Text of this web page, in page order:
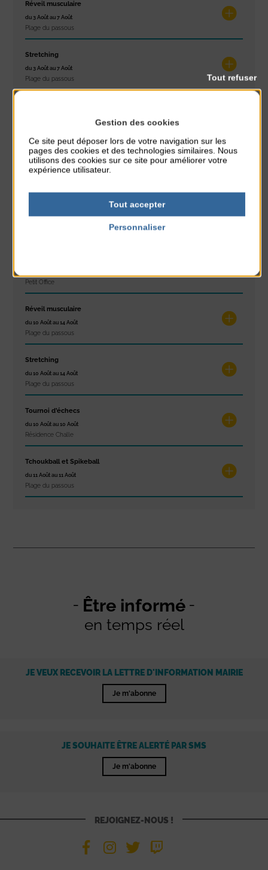
Réveil musculaire
du 3 Août au 7 Août
Plage du passous
Stretching
du 3 Août au 7 Août
Plage du passous
Glisse & Environnement
du 9 Août au 9 Août
Petit Office
Réveil musculaire
du 10 Août au 14 Août
Plage du passous
Stretching
du 10 Août au 14 Août
Plage du passous
Tournoi d’échecs
du 10 Août au 10 Août
Résidence Challe
Tchoukball et Spikeball
du 11 Août au 11 Août
Plage du passous
Être informé
en temps réel
JE VEUX RECEVOIR LA LETTRE D'INFORMATION MAIRIE
Je m'abonne
JE SOUHAITE ÊTRE ALERTÉ PAR SMS
Je m'abonne
REJOIGNEZ-NOUS !
Gestion des cookies
Ce site peut déposer lors de votre navigation sur les
pages des cookies et des technologies similaires. Nous
utilisons des cookies sur ce site pour améliorer votre
expérience utilisateur.
Tout accepter
Tout refuser
Personnaliser